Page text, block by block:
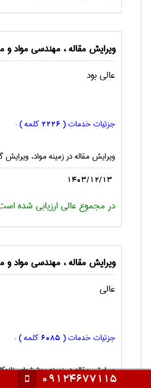
ویرایش مقاله ، مهندسی مواد و
عالی بود
جزئیات خدمات ( 2226 کلمه ) :
ویرایش مقاله در زمینه مواد، ویرایش
1403/12/13
در مجموع عالی ارزیابی شده
ویرایش مقاله ، مهندسی مواد و
عالی
جزئیات خدمات ( 6085 کلمه ) :
ویرایش مقاله در زمینه پوششهای
و نگارشی،
09124677115